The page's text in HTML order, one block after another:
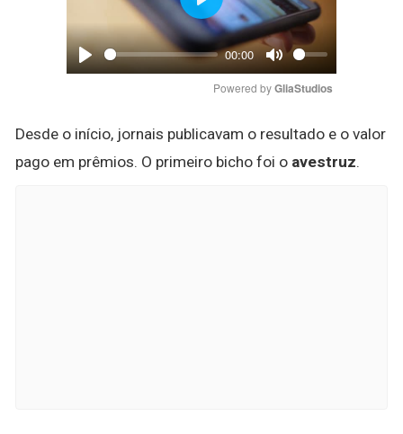
Play
00:00
Mute
Play
Powered by GliaStudios
Desde o início, jornais publicavam o resultado e o valor
pago em prêmios. O primeiro bicho foi o avestruz.